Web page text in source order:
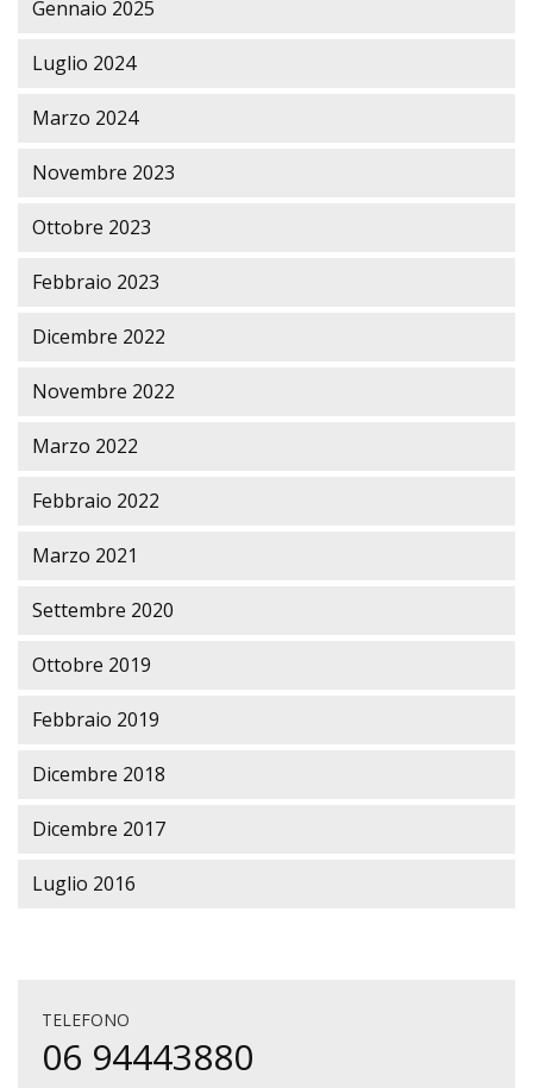
Gennaio 2025
Luglio 2024
Marzo 2024
Novembre 2023
Ottobre 2023
Febbraio 2023
Dicembre 2022
Novembre 2022
Marzo 2022
Febbraio 2022
Marzo 2021
Settembre 2020
Ottobre 2019
Febbraio 2019
Dicembre 2018
Dicembre 2017
Luglio 2016
TELEFONO
06 94443880